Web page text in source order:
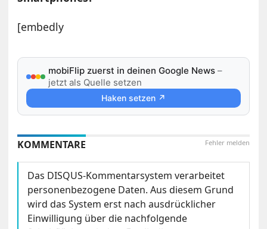
[embedly
mobiFlip zuerst in deinen Google News –
jetzt als Quelle setzen
Haken setzen ↗
Fehler melden
KOMMENTARE
Das DISQUS-Kommentarsystem verarbeitet
personenbezogene Daten. Aus diesem Grund
wird das System erst nach ausdrücklicher
Einwilligung über die nachfolgende